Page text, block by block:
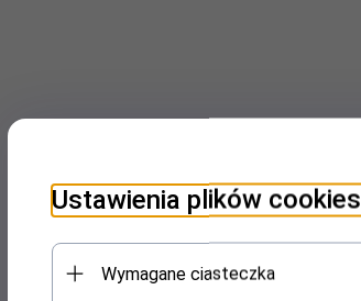
Ustawienia plików cookies
Wymagane ciasteczka